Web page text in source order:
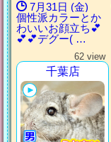
7月31日 (金)
個性派カラーとか
わいいお顔立ち💕
💕💕デグー( …
62 view
千葉店